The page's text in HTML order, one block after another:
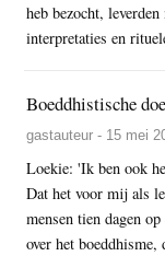
heb bezocht,
interpretaties en
Boeddhistische
gastauteur - 15 mei
Loekie: 'Ik ben ook
Dat het voor mij als
mensen tien dagen
over het boeddhisme,